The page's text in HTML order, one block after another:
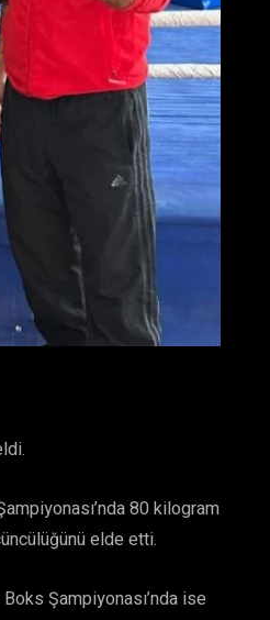
80 kilogram
elde etti.
Şampiyonası’nda ise